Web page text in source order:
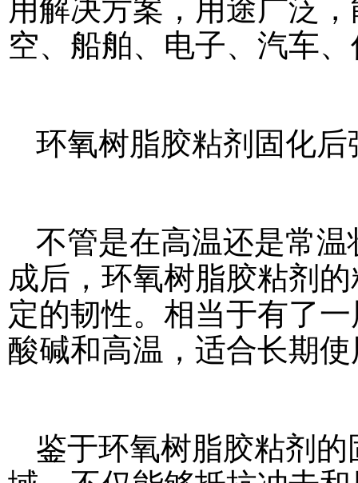
用解决方案，用途广泛
空、船舶、电子、汽车
环氧树脂胶粘剂固化
不管是在高温还是常
成后，环氧树脂胶粘剂
定的韧性。相当于有了
酸碱和高温，适合长期
鉴于环氧树脂胶粘剂